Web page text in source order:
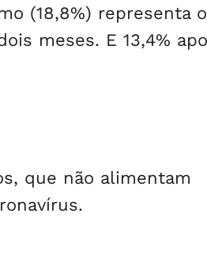
(18,8%) representa
meses. E 13,4%
que não alimentam